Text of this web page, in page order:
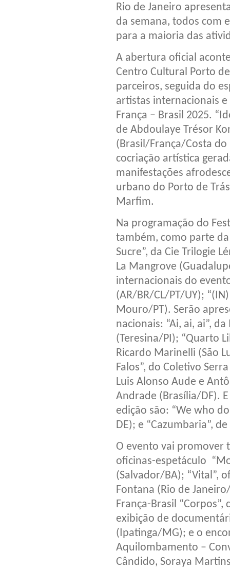
Rio de Janeiro
da semana, todos com
para a maioria das
A abertura oficial
Centro Cultural Porto
parceiros, seguida do
artistas internacionais
França – Brasil 2025.
de Abdoulaye Trésor
(Brasil/França/Costa
cocriação artística
manifestações
urbano do Porto de
Marfim.
Na programação do
também, como parte da
Sucre”, da Cie Trilogie
La Mangrove
internacionais do
(AR/BR/CL/PT/UY);
Mouro/PT). Serão
nacionais: “Ai, ai, ai”,
(Teresina/PI); “Quarto
Ricardo Marinelli (São
Falos”, do Coletivo
Luis Alonso Aude e
Andrade (Brasília/DF).
edição são: “We who
DE); e “Cazumbaria”,
O evento vai promover
oficinas-espetáculo
(Salvador/BA); “Vital”,
Fontana (Rio de
França-Brasil
exibição de
(Ipatinga/MG); e o
Aquilombamento –
Cândido, Soraya